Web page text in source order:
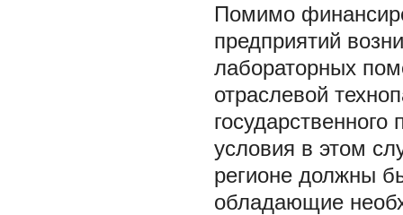
Помимо
предприятий
лабораторных
отраслевой
условия в этом
регионе должны
обладающие